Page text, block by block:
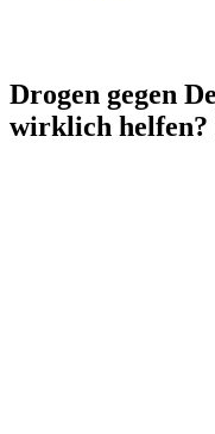
Drogen gegen
wirklich